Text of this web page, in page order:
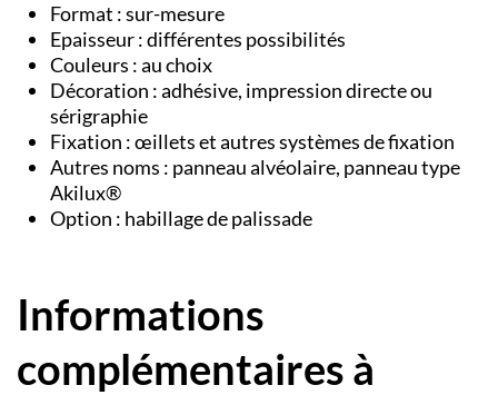
Format : sur-mesure
Epaisseur : différentes possibilités
Couleurs : au choix
Décoration : adhésive, impression directe ou
sérigraphie
Fixation : œillets et autres systèmes de fixation
Autres noms : panneau alvéolaire, panneau type
Akilux®
Option : habillage de palissade
Informations
complémentaires à